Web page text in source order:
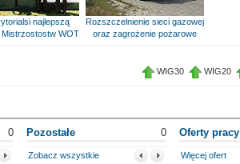
najlepszą
WOT
Rozszczelnienie sieci gazowej
oraz zagrożenie pożarowe
WIG30 WIG20
0 Pozostałe 0
Zobacz wszystkie
Oferty pracy
Więcej ofert